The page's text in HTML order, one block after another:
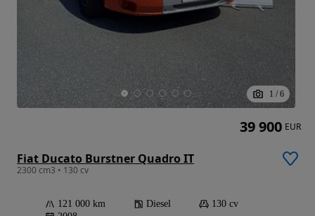
1 / 6
Fiat Ducato Burstner Quadro IT
2300 cm3 • 130 cv
121 000 km Diesel
130 cv
39 900 EUR